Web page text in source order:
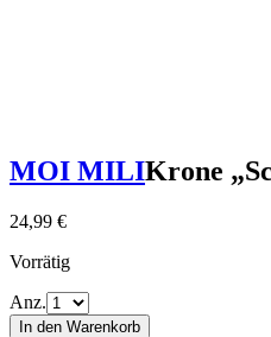
MOI MILIKrone
24,99 €
Vorrätig
Anz.
In den Warenkorb